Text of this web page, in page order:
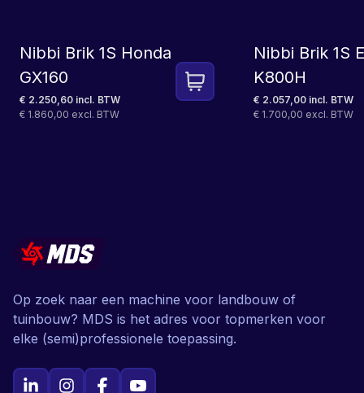
Nibbi Brik 1S Honda
GX160
€ 2.250,60 incl. BTW
€ 1.860,00 excl. BTW
Nibbi Brik 1S
K800H
€ 2.057,00 incl. BTW
€ 1.700,00 excl. BTW
Op zoek naar een machine voor landbouw of
tuinbouw? MDS is het adres voor topmerken voor
elke (semi)professionele toepassing.